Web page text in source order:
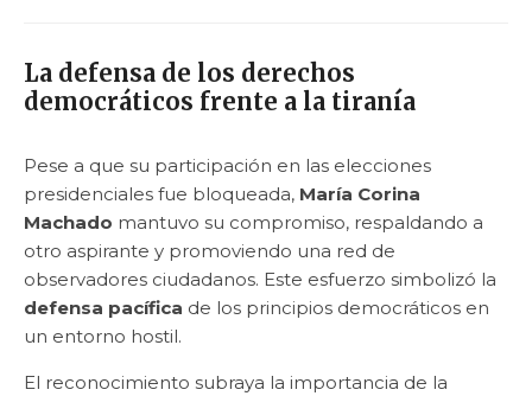
La defensa de los derechos
democráticos frente a la tiranía
Pese a que su participación en las elecciones
presidenciales fue bloqueada, María Corina
Machado mantuvo su compromiso, respaldando a
otro aspirante y promoviendo una red de
observadores ciudadanos. Este esfuerzo simbolizó la
defensa pacífica de los principios democráticos en
un entorno hostil.
El reconocimiento subraya la importancia de la